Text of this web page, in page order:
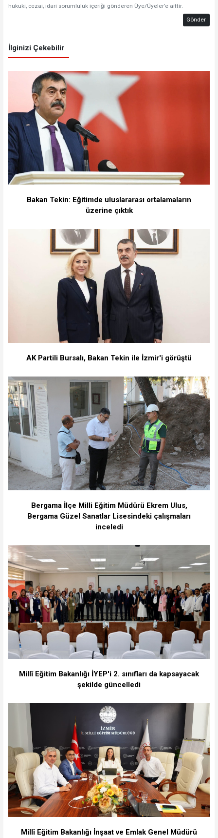
hukuki, cezai, idari sorumluluk içeriği gönderen Üye/Üyeler’e aittir.
Gönder
İlginizi Çekebilir
Bakan Tekin: Eğitimde uluslararası ortalamaların
üzerine çıktık
AK Partili Bursalı, Bakan Tekin ile İzmir'i görüştü
Bergama İlçe Milli Eğitim Müdürü Ekrem Ulus,
Bergama Güzel Sanatlar Lisesindeki çalışmaları
inceledi
Millî Eğitim Bakanlığı İYEP'i 2. sınıfları da kapsayacak
şekilde güncelledi
Millî Eğitim Bakanlığı İnşaat ve Emlak Genel Müdürü